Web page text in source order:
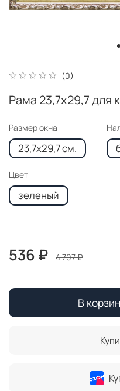
(0)
Рама 23,7x29,7 для
Размер окна
23,7x29,7 см.
Цвет
зеленый
536 ₽ 4 707 ₽
В